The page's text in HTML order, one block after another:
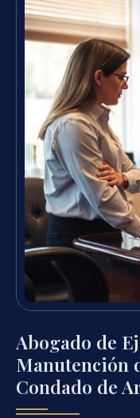
Abogado de
Manutención
Condado de